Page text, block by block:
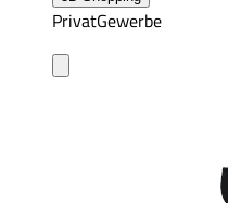
PrivatGewerbe